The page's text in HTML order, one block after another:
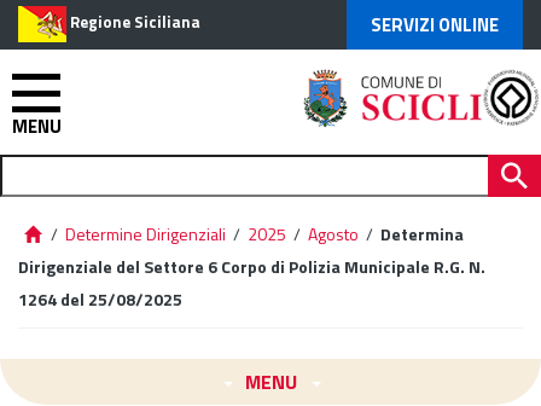
Regione Siciliana SERVIZI ONLINE
MENU
/ Determine Dirigenziali / 2025 / Agosto / Determina
Dirigenziale del Settore 6 Corpo di Polizia Municipale R.G. N.
1264 del 25/08/2025
MENU